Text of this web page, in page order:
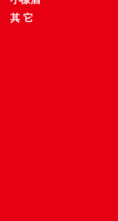
其 它